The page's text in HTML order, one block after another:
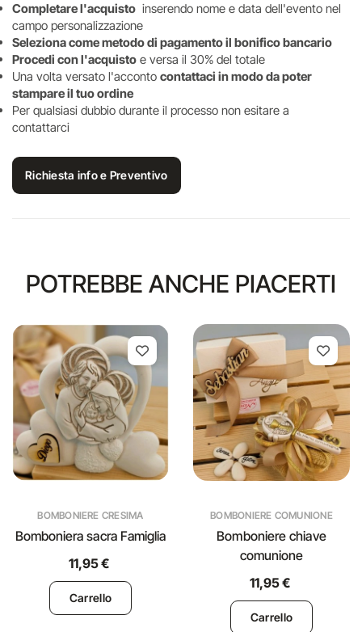
Completare l'acquisto inserendo nome e data dell'evento nel
campo personalizzazione
Seleziona come metodo di pagamento il bonifico bancario
Procedi con l'acquisto e versa il 30% del totale
Una volta versato l'acconto contattaci in modo da poter
stampare il tuo ordine
Per qualsiasi dubbio durante il processo non esitare a
contattarci
Richiesta info e Preventivo
POTREBBE ANCHE PIACERTI
BOMBONIERE CRESIMA
Bomboniera sacra Famiglia
11,95 €
Carrello
BOMBONIERE COMUNIONE
Bomboniere chiave
comunione
11,95 €
Carrello